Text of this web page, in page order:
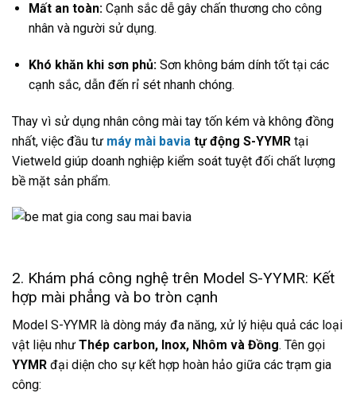
Mất an toàn:Cạnh sắc dễ gây chấn thương cho công
nhân và người sử dụng.
Khó khăn khi sơn phủ:Sơn không bám dính tốt tại các
cạnh sắc, dẫn đến rỉ sét nhanh chóng.
Thay vì sử dụng nhân công mài tay tốn kém và không đồng
nhất, việc đầu tư máy mài bavia tự động S-YYMR tại
Vietweld giúp doanh nghiệp kiểm soát tuyệt đối chất lượng
bề mặt sản phẩm.
2. Khám phá công nghệ trên Model S-YYMR: Kết
hợp mài phẳng và bo tròn cạnh
Model S-YYMR là dòng máy đa năng, xử lý hiệu quả các loại
vật liệu như Thép carbon, Inox, Nhôm và Đồng. Tên gọi
YYMR đại diện cho sự kết hợp hoàn hảo giữa các trạm gia
công: